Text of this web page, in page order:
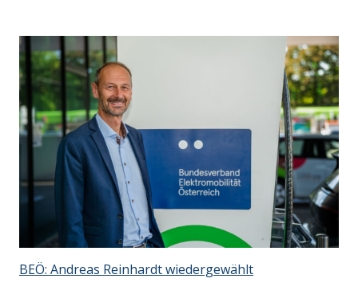
BEÖ: Andreas Reinhardt wiedergewählt